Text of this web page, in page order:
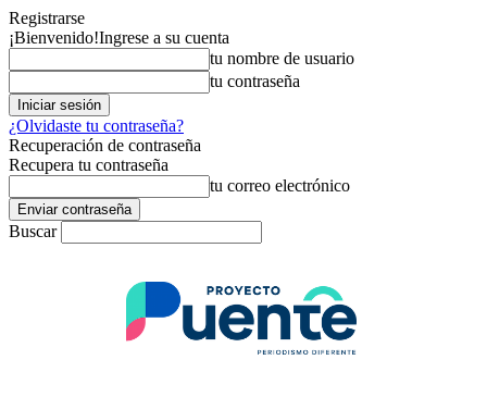
Registrarse
¡Bienvenido!Ingrese a su cuenta
tu nombre de usuario
tu contraseña
¿Olvidaste tu contraseña?
Recuperación de contraseña
Recupera tu contraseña
tu correo electrónico
Buscar